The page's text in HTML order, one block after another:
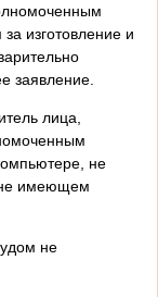
изготовление и
заявление.
лица,
не
не имеющем
не